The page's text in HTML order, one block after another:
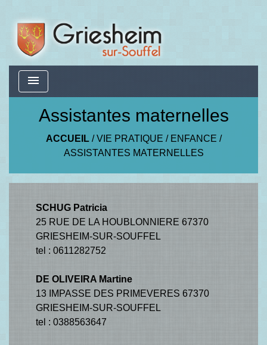
menu
Assistantes maternelles
ACCUEIL/VIE PRATIQUE / ENFANCE /
ASSISTANTES MATERNELLES
SCHUG Patricia
25 RUE DE LA HOUBLONNIERE 67370
GRIESHEIM-SUR-SOUFFEL
tel : 0611282752
DE OLIVEIRA Martine
13 IMPASSE DES PRIMEVERES 67370
GRIESHEIM-SUR-SOUFFEL
tel : 0388563647